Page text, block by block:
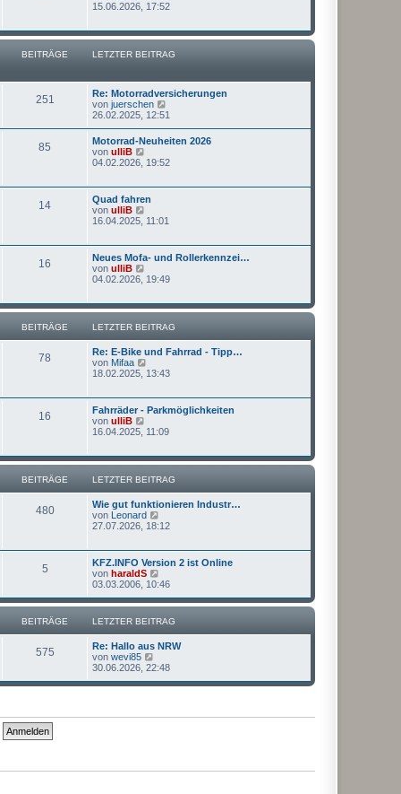
e
B
i
g
e
s
e
B
e
i
t
g
15.06.2026, 17:52
BEITRÄGE LETZTER BEITRAG
251
Re: Motorradversicherungen
von juerschen
e
e
s
t
e
B
t
a
g
26.02.2025, 12:51
85
Motorrad-Neuheiten 2026
von ulliB
e
t
e
r
e
i
r
g
04.02.2026, 19:52
14
Quad fahren
von ulliB
e
t
e
r
e
t
r
a
g
16.04.2025, 11:01
16
Neues Mofa- und Rollerkennzei…
von ulliB
e
s
e
r
B
e
i
r
a
04.02.2026, 19:49
BEITRÄGE LETZTER BEITRAG
78
Re: E-Bike und Fahrrad - Tipp…
von Mifaa
e
s
t
e
r
e
t
r
a
g
18.02.2025, 13:43
16
Fahrräder - Parkmöglichkeiten
von ulliB
e
s
e
r
B
e
i
r
a
g
16.04.2025, 11:09
BEITRÄGE LETZTER BEITRAG
480
Wie gut funktionieren Industr…
von Leonard
e
s
t
e
r
B
i
t
r
g
27.07.2026, 18:12
5
KFZ.INFO Version 2 ist Online
von haraldS
e
e
t
e
r
e
i
03.03.2006, 10:46
BEITRÄGE LETZTER BEITRAG
575
Re: Hallo aus NRW
von wevi85
e
e
e
t
30.06.2026, 22:48